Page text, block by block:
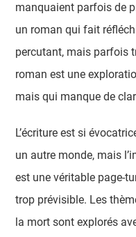
manquaient parfois de
un roman qui fait
percutant, mais parfois
roman est une
mais qui manque de
L’écriture est si
un autre monde, mais
est une véritable page-
trop prévisible. Les
la mort sont explorés